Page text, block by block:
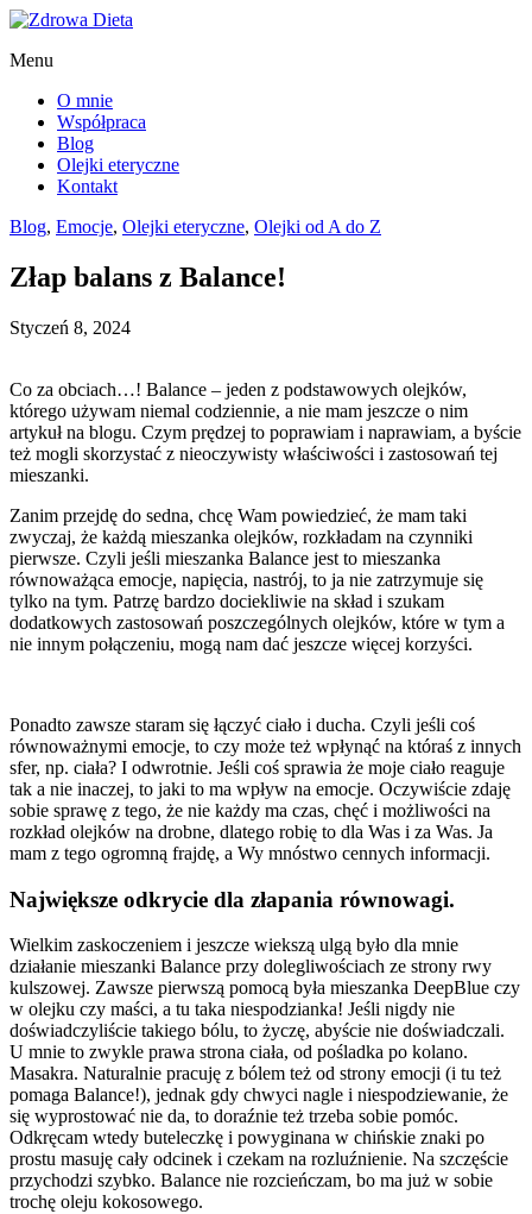
Menu
O mnie
Współpraca
Blog
Olejki eteryczne
Kontakt
Blog, Emocje, Olejki eteryczne, Olejki od A do Z
Złap balans z Balance!
Styczeń 8, 2024
Co za obciach…! Balance – jeden z podstawowych olejków,
którego używam niemal codziennie, a nie mam jeszcze o nim
artykuł na blogu. Czym prędzej to poprawiam i naprawiam, a byście
też mogli skorzystać z nieoczywisty właściwości i zastosowań tej
mieszanki.
Zanim przejdę do sedna, chcę Wam powiedzieć, że mam taki
zwyczaj, że każdą mieszanka olejków, rozkładam na czynniki
pierwsze. Czyli jeśli mieszanka Balance jest to mieszanka
równoważąca emocje, napięcia, nastrój, to ja nie zatrzymuje się
tylko na tym. Patrzę bardzo dociekliwie na skład i szukam
dodatkowych zastosowań poszczególnych olejków, które w tym a
nie innym połączeniu, mogą nam dać jeszcze więcej korzyści.
Ponadto zawsze staram się łączyć ciało i ducha. Czyli jeśli coś
równoważnymi emocje, to czy może też wpłynąć na któraś z innych
sfer, np. ciała? I odwrotnie. Jeśli coś sprawia że moje ciało reaguje
tak a nie inaczej, to jaki to ma wpływ na emocje. Oczywiście zdaję
sobie sprawę z tego, że nie każdy ma czas, chęć i możliwości na
rozkład olejków na drobne, dlatego robię to dla Was i za Was. Ja
mam z tego ogromną frajdę, a Wy mnóstwo cennych informacji.
Największe odkrycie dla złapania równowagi.
Wielkim zaskoczeniem i jeszcze wiekszą ulgą było dla mnie
działanie mieszanki Balance przy dolegliwościach ze strony rwy
kulszowej. Zawsze pierwszą pomocą była mieszanka DeepBlue czy
w olejku czy maści, a tu taka niespodzianka! Jeśli nigdy nie
doświadczyliście takiego bólu, to życzę, abyście nie doświadczali.
U mnie to zwykle prawa strona ciała, od pośladka po kolano.
Masakra. Naturalnie pracuję z bólem też od strony emocji (i tu też
pomaga Balance!), jednak gdy chwyci nagle i niespodziewanie, że
się wyprostować nie da, to doraźnie też trzeba sobie pomóc.
Odkręcam wtedy buteleczkę i powyginana w chińskie znaki po
prostu masuję cały odcinek i czekam na rozluźnienie. Na szczęście
przychodzi szybko. Balance nie rozcieńczam, bo ma już w sobie
trochę oleju kokosowego.